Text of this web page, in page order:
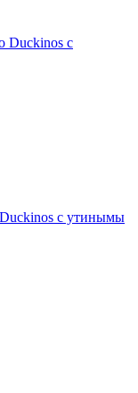
Duckinos с утинымы